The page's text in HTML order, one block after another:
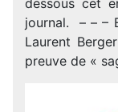
dessous cet
journal. – – –
Laurent
preuve de «